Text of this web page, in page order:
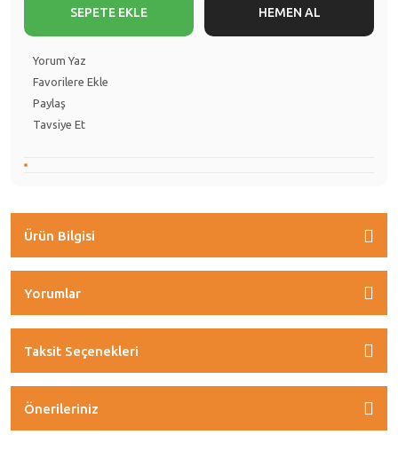
SEPETE EKLE HEMEN AL
Yorum Yaz
Paylaş
Tavsiye Et
Ürün Bilgisi
Yorumlar
Taksit Seçenekleri
Önerileriniz